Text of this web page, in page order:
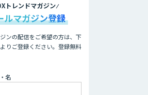
トレンドマガジン
ルマガジン登録
ンの配信をご希望の方は、下
りご登録ください。登録無料
名